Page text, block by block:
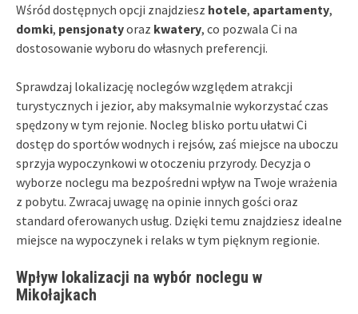
Wśród dostępnych opcji znajdziesz hotele, apartamenty,
domki, pensjonatyoraz kwatery, co pozwala Ci na
dostosowanie wyboru do własnych preferencji.
Sprawdzaj lokalizację noclegów względem atrakcji
turystycznych i jezior, aby maksymalnie wykorzystać czas
spędzony w tym rejonie. Nocleg blisko portu ułatwi Ci
dostęp do sportów wodnych i rejsów, zaś miejsce na uboczu
sprzyja wypoczynkowi w otoczeniu przyrody. Decyzja o
wyborze noclegu ma bezpośredni wpływ na Twoje wrażenia
z pobytu. Zwracaj uwagę na opinie innych gości oraz
standard oferowanych usług. Dzięki temu znajdziesz idealne
miejsce na wypoczynek i relaks w tym pięknym regionie.
Wpływ lokalizacji na wybór noclegu w
Mikołajkach